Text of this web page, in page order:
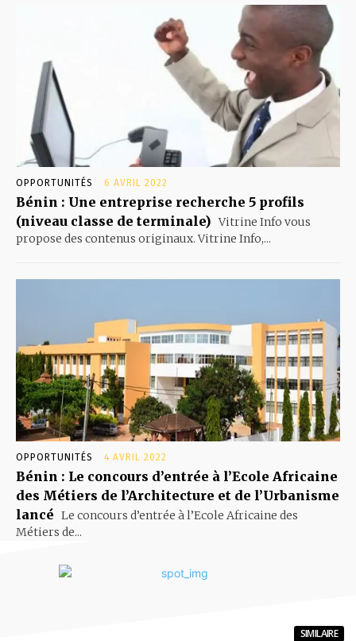
OPPORTUNITÉS 6 AVRIL 2022
Bénin : Une entreprise recherche 5 profils
(niveau classe de terminale) Vitrine Info vous
propose des contenus originaux. Vitrine Info,...
OPPORTUNITÉS 4 AVRIL 2022
Bénin : Le concours d’entrée à l’Ecole Africaine
des Métiers de l’Architecture et de l’Urbanisme
lancé Le concours d’entrée à l’Ecole Africaine des
Métiers de...
SIMILAIRE